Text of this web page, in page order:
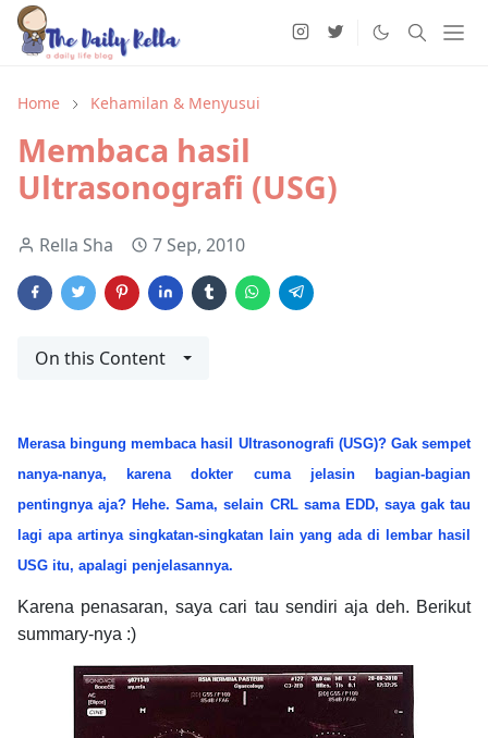
Home Kehamilan & Menyusui
Membaca hasil
Ultrasonografi (USG)
Rella Sha 7 Sep, 2010
On this Content
Merasa bingung membaca hasil Ultrasonografi (USG)? Gak sempet
nanya-nanya, karena dokter cuma jelasin bagian-bagian
pentingnya aja? Hehe. Sama, selain CRL sama EDD, saya gak tau
lagi apa artinya singkatan-singkatan lain yang ada di lembar hasil
USG itu, apalagi penjelasannya.
Karena penasaran, saya cari tau sendiri aja deh. Berikut
summary-nya :)